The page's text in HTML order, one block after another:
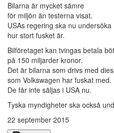
Bilarna är mycket sämre
för miljön än testerna visat.
USAs regering ska nu undersöka
hur stort fusket är.
Bilföretaget kan tvingas betala
på 150 miljarder kronor.
Det är bilarna som drivs med
som Volkswagen har fuskat med.
De får inte säljas i USA nu.
Tyska myndigheter ska också
22 september 2015